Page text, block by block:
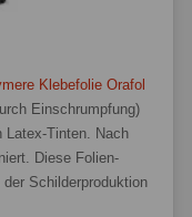
Klebefolie Orafol
Einschrumpfung)
Latex-Tinten. Nach
Diese Folien-
Schilderproduktion